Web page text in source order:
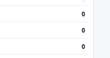
0
0
0